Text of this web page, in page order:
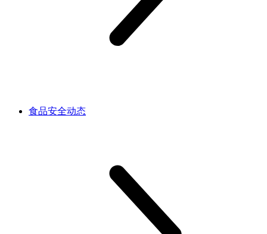
食品安全动态